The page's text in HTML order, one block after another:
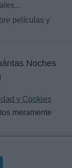
películas y
Noches
y Cookies
meramente